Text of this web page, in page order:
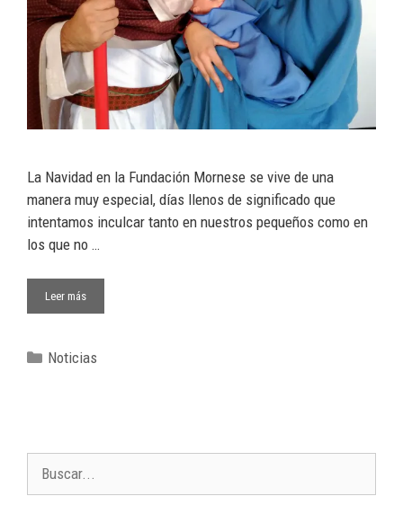
La Navidad en la Fundación Mornese se vive de una
manera muy especial, días llenos de significado que
intentamos inculcar tanto en nuestros pequeños como en
los que no …
Leer más
Noticias